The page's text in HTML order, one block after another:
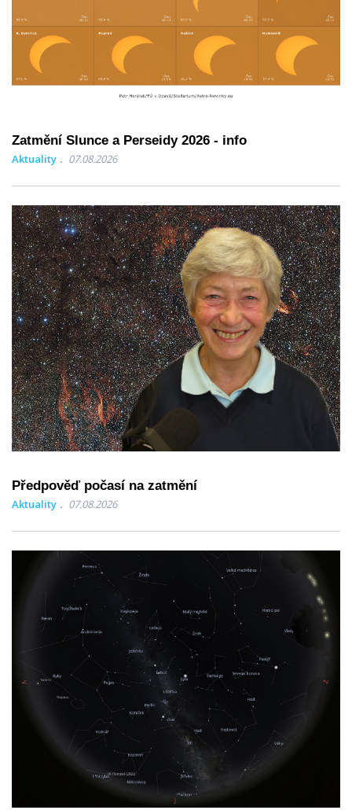
Zatmění Slunce a Perseidy 2026 - info
Aktuality 07.08.2026
Předpověď počasí na zatmění
Aktuality 07.08.2026